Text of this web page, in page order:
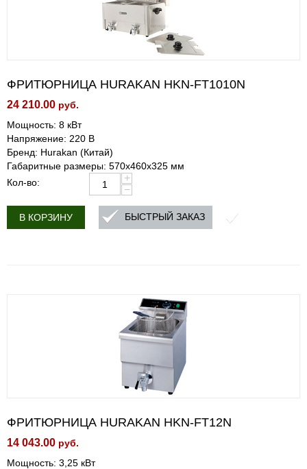
ФРИТЮРНИЦА HURAKAN HKN-FT1010N
24 210.00 руб.
Мощность: 8 кВт
Напряжение: 220 В
Бренд: Hurakan (Китай)
Габаритные размеры: 570x460x325 мм
Кол-во:
+
−
В КОРЗИНУ БЫСТРЫЙ ЗАКАЗ
ФРИТЮРНИЦА HURAKAN HKN-FT12N
14 043.00 руб.
Мощность: 3,25 кВт